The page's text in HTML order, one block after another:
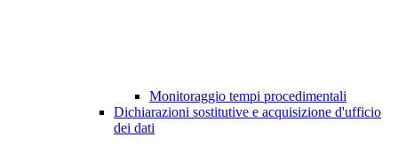
Monitoraggio tempi procedimentali
Dichiarazioni sostitutive e acquisizione d'ufficio
dei dati